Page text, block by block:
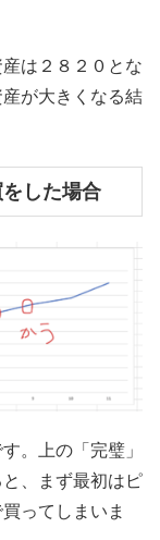
は２８２０とな
が大きくなる結
した場合
。上の「完璧」
、まず最初はピ
ってしまいま